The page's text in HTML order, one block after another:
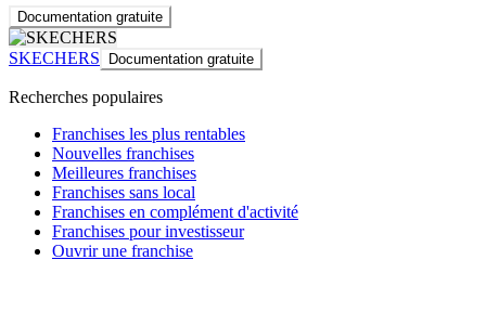
Documentation gratuite
SKECHERS Documentation gratuite
Recherches populaires
Franchises les plus rentables
Nouvelles franchises
Meilleures franchises
Franchises sans local
Franchises en complément d'activité
Franchises pour investisseur
Ouvrir une franchise